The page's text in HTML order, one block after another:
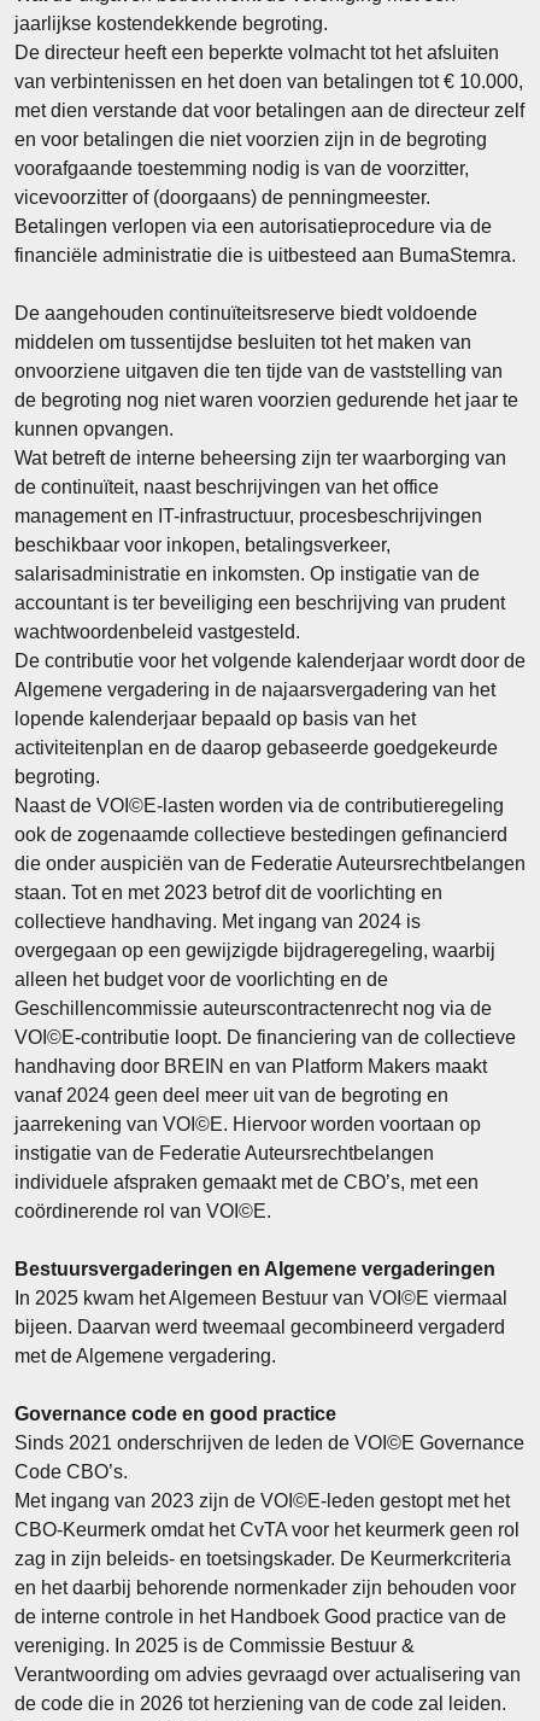
jaarlijkse kostendekkende begroting.
De directeur heeft een beperkte volmacht tot het afsluiten
van verbintenissen en het doen van betalingen tot € 10.000,
met dien verstande dat voor betalingen aan de directeur zelf
en voor betalingen die niet voorzien zijn in de begroting
voorafgaande toestemming nodig is van de voorzitter,
vicevoorzitter of (doorgaans) de penningmeester.
Betalingen verlopen via een autorisatieprocedure via de
financiële administratie die is uitbesteed aan BumaStemra.
De aangehouden continuïteitsreserve biedt voldoende
middelen om tussentijdse besluiten tot het maken van
onvoorziene uitgaven die ten tijde van de vaststelling van
de begroting nog niet waren voorzien gedurende het jaar te
kunnen opvangen.
Wat betreft de interne beheersing zijn ter waarborging van
de continuïteit, naast beschrijvingen van het office
management en IT-infrastructuur, procesbeschrijvingen
beschikbaar voor inkopen, betalingsverkeer,
salarisadministratie en inkomsten. Op instigatie van de
accountant is ter beveiliging een beschrijving van prudent
wachtwoordenbeleid vastgesteld.
De contributie voor het volgende kalenderjaar wordt door de
Algemene vergadering in de najaarsvergadering van het
lopende kalenderjaar bepaald op basis van het
activiteitenplan en de daarop gebaseerde goedgekeurde
begroting.
Naast de VOI©E-lasten worden via de contributieregeling
ook de zogenaamde collectieve bestedingen gefinancierd
die onder auspiciën van de Federatie Auteursrechtbelangen
staan. Tot en met 2023 betrof dit de voorlichting en
collectieve handhaving. Met ingang van 2024 is
overgegaan op een gewijzigde bijdrageregeling, waarbij
alleen het budget voor de voorlichting en de
Geschillencommissie auteurscontractenrecht nog via de
VOI©E-contributie loopt. De financiering van de collectieve
handhaving door BREIN en van Platform Makers maakt
vanaf 2024 geen deel meer uit van de begroting en
jaarrekening van VOI©E. Hiervoor worden voortaan op
instigatie van de Federatie Auteursrechtbelangen
individuele afspraken gemaakt met de CBO’s, met een
coördinerende rol van VOI©E.
Bestuursvergaderingen en Algemene vergaderingen
In 2025 kwam het Algemeen Bestuur van VOI©E viermaal
bijeen. Daarvan werd tweemaal gecombineerd vergaderd
met de Algemene vergadering.
Governance code en good practice
Sinds 2021 onderschrijven de leden de VOI©E Governance
Code CBO’s.
Met ingang van 2023 zijn de VOI©E-leden gestopt met het
CBO-Keurmerk omdat het CvTA voor het keurmerk geen rol
zag in zijn beleids- en toetsingskader. De Keurmerkcriteria
en het daarbij behorende normenkader zijn behouden voor
de interne controle in het Handboek Good practice van de
vereniging. In 2025 is de Commissie Bestuur &
Verantwoording om advies gevraagd over actualisering van
de code die in 2026 tot herziening van de code zal leiden.